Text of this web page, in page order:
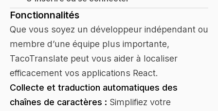
Fonctionnalités
Que vous soyez un développeur indépendant ou
membre d’une équipe plus importante,
TacoTranslate peut vous aider à localiser
efficacement vos applications React.
Collecte et traduction automatiques des
chaînes de caractères : Simplifiez votre